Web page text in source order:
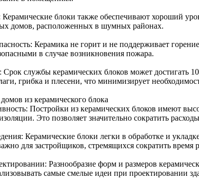
Керамические блоки также обеспечивают хороший
домов, расположенных в шумных районах.
Керамика не горит и не поддерживает
в случае возникновения пожара.
Срок службы керамических блоков может достигать
грибка и плесени, что минимизирует
из керамического блока
Постройки из керамических блоков имеют
Это позволяет значительно сократить
Керамические блоки легки в обработке и
для застройщиков, стремящихся сократить время
Разнообразие форм и размеров
самые смелые идеи при проектировании